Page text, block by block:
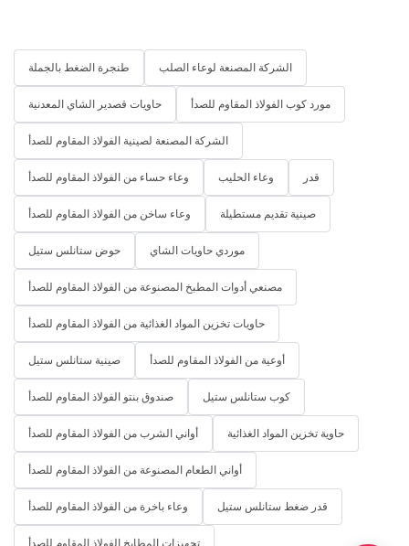
طنجرة الضغط بالجملة الشركة المصنعة لوعاء الصلب
حاويات قصدير الشاي المعدنية مورد كوب الفولاذ المقاوم للصدأ
الشركة المصنعة لصينية الفولاذ المقاوم للصدأ
وعاء حساء من الفولاذ المقاوم للصدأ وعاء الحليب قدر
وعاء ساخن من الفولاذ المقاوم للصدأ صينية تقديم مستطيلة
حوض ستانلس ستيل موردي حاويات الشاي
مصنعي أدوات المطبخ المصنوعة من الفولاذ المقاوم للصدأ
حاويات تخزين المواد الغذائية من الفولاذ المقاوم للصدأ
صينية ستانلس ستيل أوعية من الفولاذ المقاوم للصدأ
صندوق بنتو الفولاذ المقاوم للصدأ كوب ستانلس ستيل
أواني الشرب من الفولاذ المقاوم للصدأ حاوية تخزين المواد الغذائية
أواني الطعام المصنوعة من الفولاذ المقاوم للصدأ
وعاء باخرة من الفولاذ المقاوم للصدأ قدر ضغط ستانلس ستيل
تجهيزات المطابخ الفولاذ المقاوم للصدأ